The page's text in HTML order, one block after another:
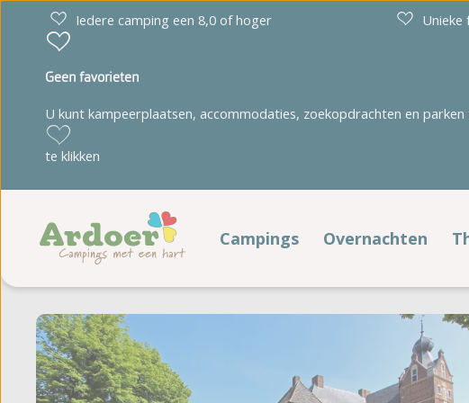
Iedere camping een 8,0 of hoger Unieke
Geen favorieten
U kunt kampeerplaatsen, accommodaties, zoekopdrachten en
te klikken
Campings
Drenthe
Torentjeshoek
Friesland
Cnossen Leekstermeer
De Kuilart
It Wiid
De Heldense Bossen
Noord-Brabant
Noord-Holland
't
Overnachten
Verblijfstypen
Kampeerplaatsen